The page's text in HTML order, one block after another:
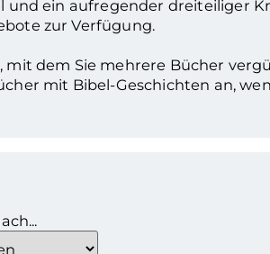
ein aufregender dreiteiliger
zur Verfügung.
mit dem Sie mehrere Bücher
mit Bibel-Geschichten an,